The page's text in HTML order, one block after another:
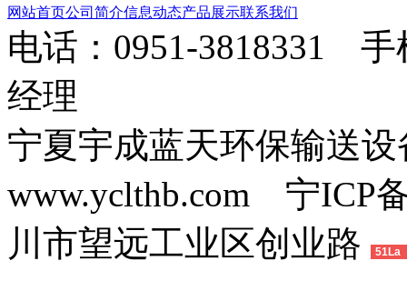
网站首页公司简介信息动态产品展示联系我们
电话：0951-3818331 手
经理
宁夏宇成蓝天环保输送
www.yclthb.com 宁ICP
川市望远工业区创业路
51La